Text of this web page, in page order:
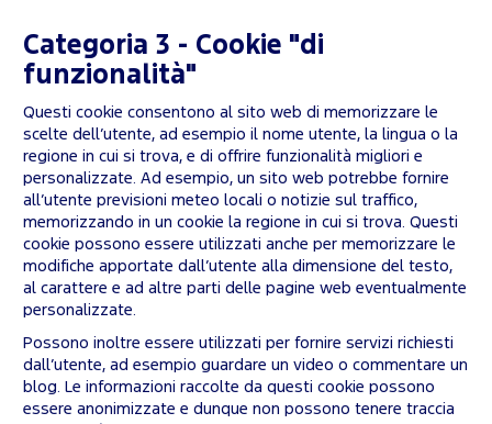
Categoria 3 - Cookie "di
funzionalità"
Questi cookie consentono al sito web di memorizzare le
scelte dell’utente, ad esempio il nome utente, la lingua o la
regione in cui si trova, e di offrire funzionalità migliori e
personalizzate. Ad esempio, un sito web potrebbe fornire
all’utente previsioni meteo locali o notizie sul traffico,
memorizzando in un cookie la regione in cui si trova. Questi
cookie possono essere utilizzati anche per memorizzare le
modifiche apportate dall’utente alla dimensione del testo,
al carattere e ad altre parti delle pagine web eventualmente
personalizzate.
Possono inoltre essere utilizzati per fornire servizi richiesti
dall’utente, ad esempio guardare un video o commentare un
blog. Le informazioni raccolte da questi cookie possono
essere anonimizzate e dunque non possono tenere traccia